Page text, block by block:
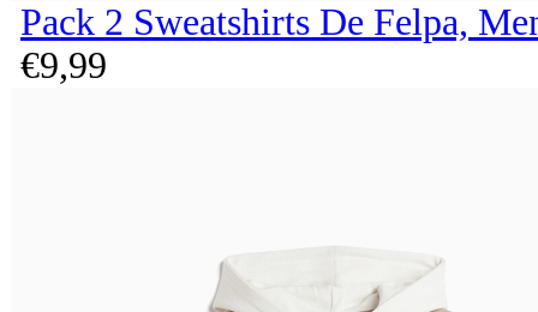
Pack 2 Sweatshirts De Felpa,
€9,99